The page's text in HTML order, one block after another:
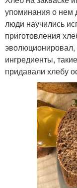
упоминания о нем
люди научились
приготовления
эволюционировал,
ингредиенты,
придавали хлебу